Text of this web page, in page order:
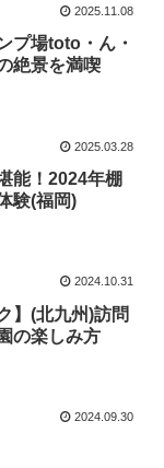
2025.11.08
プ場toto・ん・
絶景を満喫
2025.03.28
能！2024年棚
験(福岡)
2024.10.31
】(北九州)訪問
の楽しみ方
2024.09.30